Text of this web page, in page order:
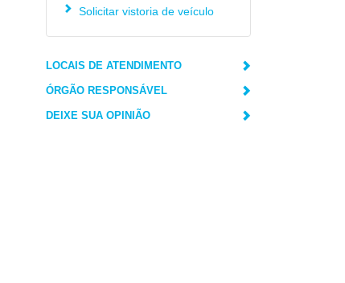
Solicitar vistoria de veículo
LOCAIS DE ATENDIMENTO
ÓRGÃO RESPONSÁVEL
DEIXE SUA OPINIÃO